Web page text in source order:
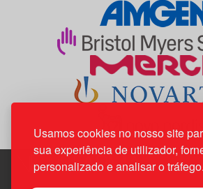
Usamos cookies no nosso site
sua experiência de utilizador,
personalizado e analisar o tráfego.